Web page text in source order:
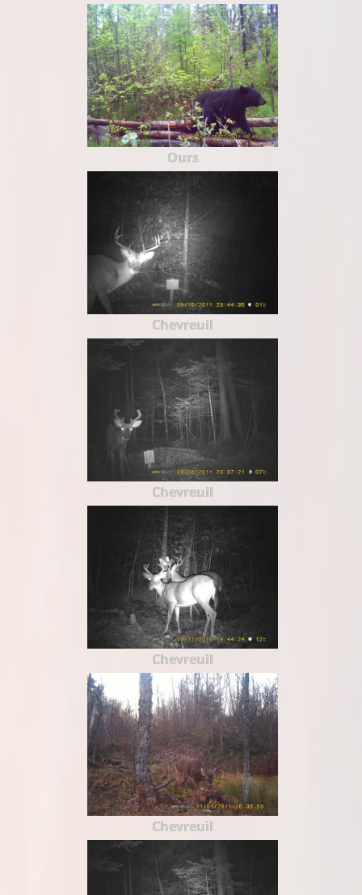
Ours
Chevreuil
Chevreuil
Chevreuil
Chevreuil